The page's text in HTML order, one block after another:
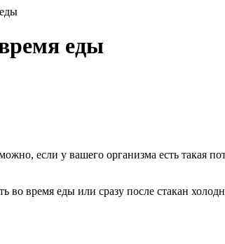
еды
если у вашего организма есть такая
во время еды или сразу после стакан